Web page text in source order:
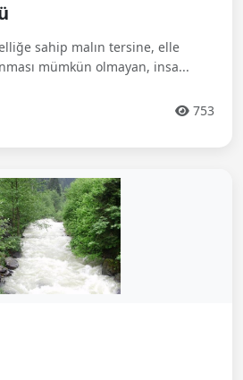
sahip malın tersine, elle
mümkün olmayan, insa...
753